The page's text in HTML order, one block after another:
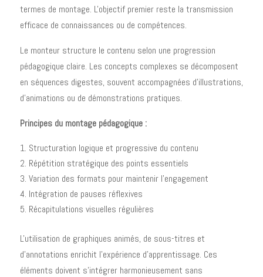
termes de montage. L'objectif premier reste la transmission
efficace de connaissances ou de compétences.
Le monteur structure le contenu selon une progression
pédagogique claire. Les concepts complexes se décomposent
en séquences digestes, souvent accompagnées d'illustrations,
d'animations ou de démonstrations pratiques.
Principes du montage pédagogique :
Structuration logique et progressive du contenu
Répétition stratégique des points essentiels
Variation des formats pour maintenir l'engagement
Intégration de pauses réflexives
Récapitulations visuelles régulières
L'utilisation de graphiques animés, de sous-titres et
d'annotations enrichit l'expérience d'apprentissage. Ces
éléments doivent s'intégrer harmonieusement sans